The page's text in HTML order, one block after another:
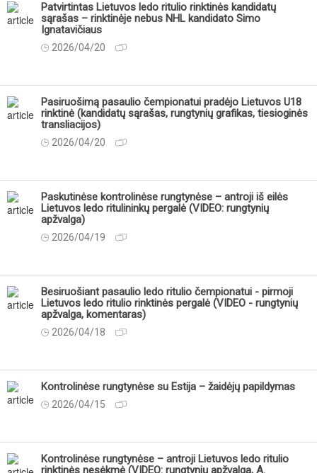
Patvirtintas Lietuvos ledo ritulio rinktinės kandidatų
sąrašas – rinktinėje nebus NHL kandidato Simo
Ignatavičiaus
2026/04/20
Pasiruošimą pasaulio čempionatui pradėjo Lietuvos U18
rinktinė (kandidatų sąrašas, rungtynių grafikas, tiesioginės
transliacijos)
2026/04/20
Paskutinėse kontrolinėse rungtynėse – antroji iš eilės
Lietuvos ledo ritulininkų pergalė (VIDEO: rungtynių
apžvalga)
2026/04/19
Besiruošiant pasaulio ledo ritulio čempionatui - pirmoji
Lietuvos ledo ritulio rinktinės pergalė (VIDEO - rungtynių
apžvalga, komentaras)
2026/04/18
Kontrolinėse rungtynėse su Estija – žaidėjų papildymas
2026/04/15
Kontrolinėse rungtynėse – antroji Lietuvos ledo ritulio
rinktinės nesėkmė (VIDEO: rungtynių apžvalga, A.